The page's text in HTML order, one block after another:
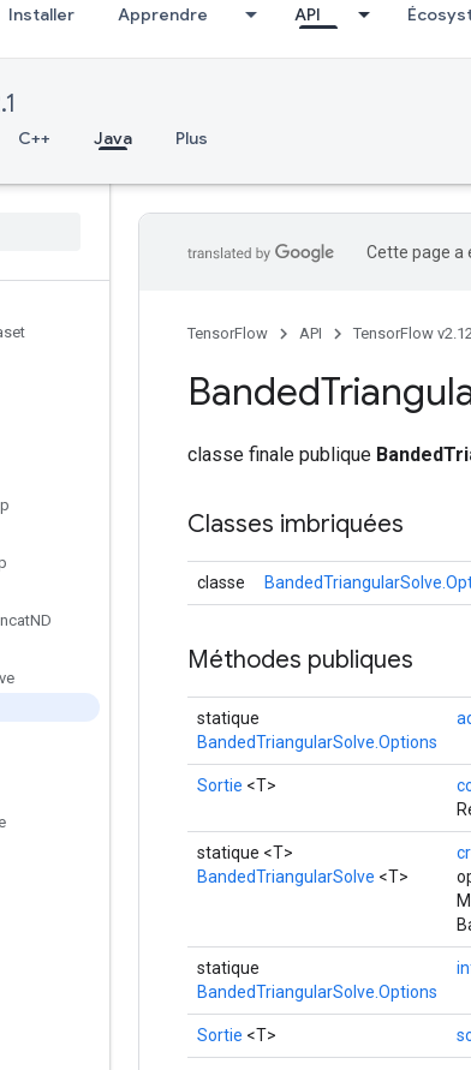
Installer Apprendre API
C++ Java Plus
ND
Cette page a
TensorFlow API TensorFlow
Banded
classe finale publique
Classes imbriquées
classe
Méthodes publiques
statique
BandedTriangularSolve.Options
Sortie <T>
statique <T>
BandedTriangularSolve <T>
statique
BandedTriangularSolve.Options
Sortie <T>